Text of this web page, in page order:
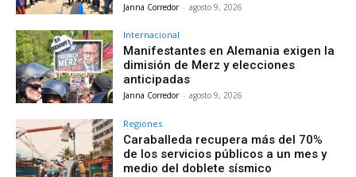
Janna Corredor - agosto 9, 2026
Internacional
Manifestantes en Alemania exigen la
dimisión de Merz y elecciones
anticipadas
Janna Corredor - agosto 9, 2026
Regiones
Caraballeda recupera más del 70%
de los servicios públicos a un mes y
medio del doblete sísmico